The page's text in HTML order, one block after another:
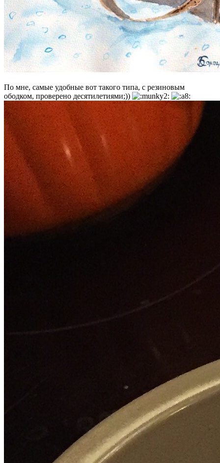
По мне, самые удобные вот такого типа, с резиновым
ободком, проверено десятилетиями;))